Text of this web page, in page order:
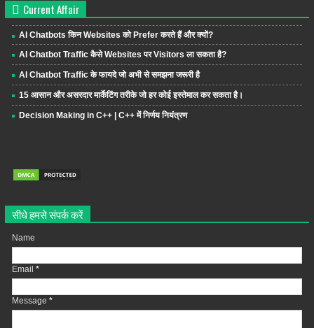
Current Affair
AI Chatbots किन Websites को Prefer करते हैं और क्यों?
AI Chatbot Traffic कैसे Websites पर Visitors ला सकता है?
AI Chatbot Traffic के फायदे जो अभी से समझना जरूरी है
15 आसान और असरदार मार्केटिंग तरीके जो हर कोई इस्तेमाल कर सकता है।
Decision Making in C++ | C++ में निर्णय नियंत्रण
सीधे हमसे संपर्क करें
Name
Email *
Message *